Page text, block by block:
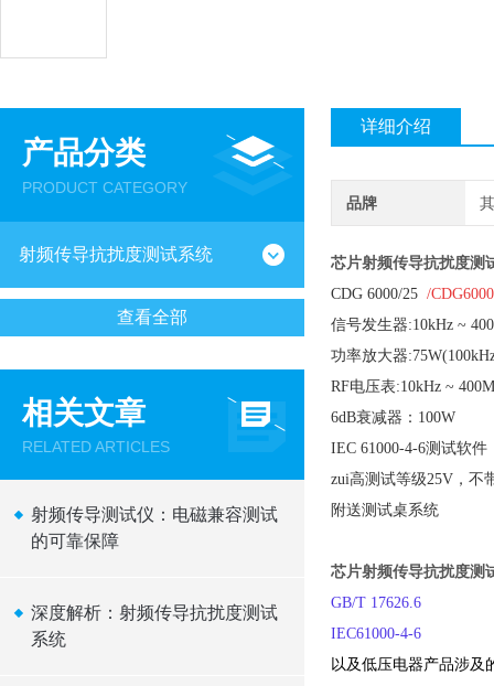
产品分类
PRODUCT CATEGORY
射频传导抗扰度测试系统
查看全部
相关文章
RELATED ARTICLES
射频传导测试仪：电磁兼容测试
的可靠保障
深度解析：射频传导抗扰度测试
系统
详细介绍
品牌
芯片射频传导抗扰度测
CDG 6000/25 /
信号发生器:10kHz ~
功率放大器
RF电压表:10kHz ~
6dB衰减器：100W
IEC 61000-4-6测试软
zui高测试等级25V，不
附送测试桌系统
芯片射频传导抗扰度测
GB/T 17626.6
IEC61000-4-6
以及低压电器产品涉及